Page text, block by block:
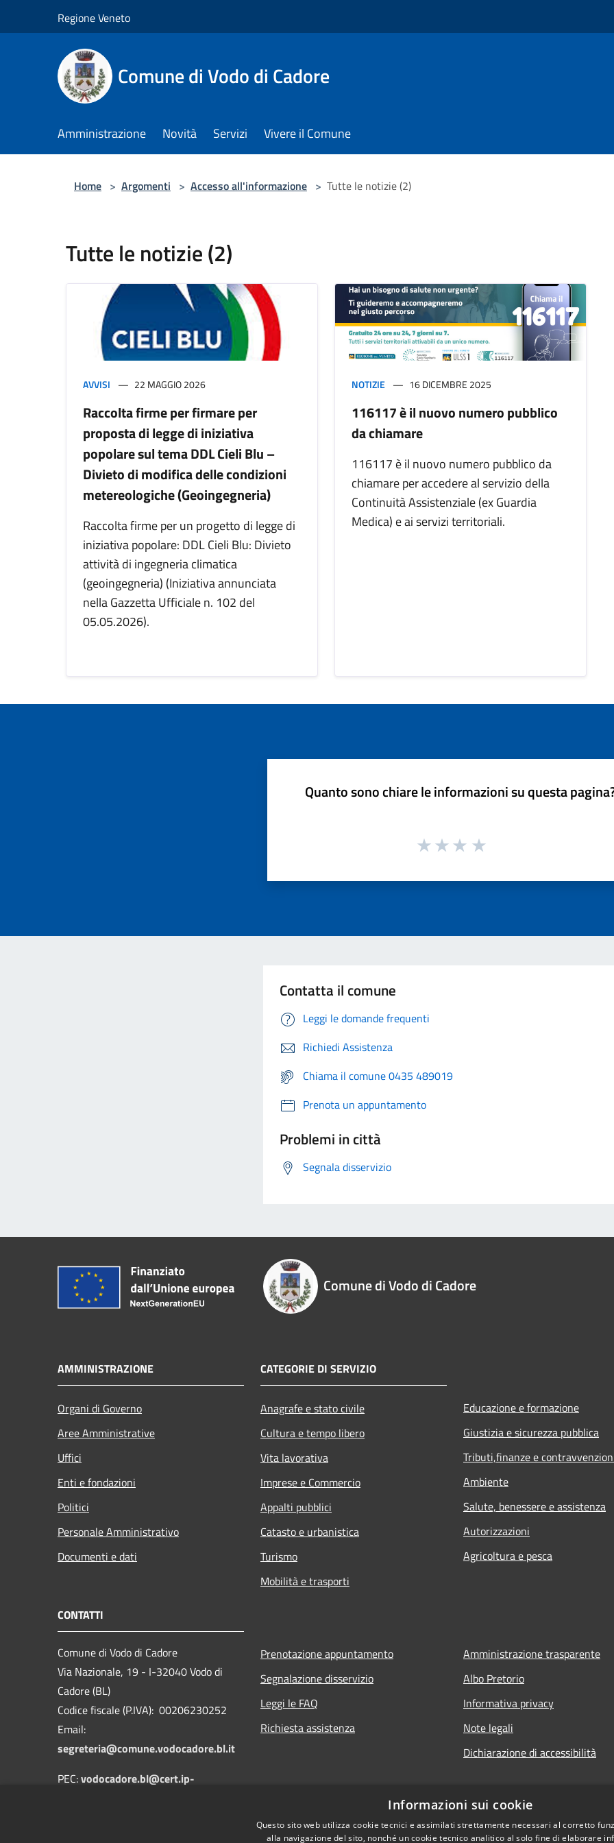
Regione Veneto
Comune di Vodo di Cadore
Amministrazione Novità Servizi Vivere il Comune
Home > Argomenti > Accesso all'informazione > Tutte le notizie (2)
Tutte le notizie (2)
AVVISI 22 MAGGIO 2026
Raccolta firme per firmare per
proposta di legge di iniziativa
popolare sul tema DDL Cieli Blu –
Divieto di modifica delle condizioni
metereologiche (Geoingegneria)
Raccolta firme per un progetto di legge di
iniziativa popolare: DDL Cieli Blu: Divieto
attività di ingegneria climatica
(geoingegneria) (Iniziativa annunciata
nella Gazzetta Ufficiale n. 102 del
05.05.2026).
NOTIZIE 16 DICEMBRE 2025
116117 è il nuovo numero pubblico
da chiamare
116117 è il nuovo numero pubblico da
chiamare per accedere al servizio della
Continuità Assistenziale (ex Guardia
Medica) e ai servizi territoriali.
Quanto sono chiare le informazioni su questa
Contatta il comune
Leggi le domande frequenti
Richiedi Assistenza
Chiama il comune 0435 489019
Prenota un appuntamento
Problemi in città
Segnala disservizio
Comune di Vodo di Cadore
AMMINISTRAZIONE
Organi di Governo
Aree Amministrative
Uffici
Enti e fondazioni
Politici
Personale Amministrativo
Documenti e dati
CATEGORIE DI SERVIZIO
Anagrafe e stato civile
Cultura e tempo libero
Vita lavorativa
Imprese e Commercio
Appalti pubblici
Catasto e urbanistica
Turismo
Mobilità e trasporti
Educazione e formazione
Giustizia e sicurezza pubblica
Tributi,finanze e
Ambiente
Salute, benessere e assistenza
Autorizzazioni
Agricoltura e pesca
CONTATTI
Comune di Vodo di Cadore
Via Nazionale, 19 - I-32040 Vodo di
Cadore (BL)
Codice fiscale (P.IVA): 00206230252
Email:
segreteria@comune.vodocadore.bl.it
PEC:vodocadore.bl@cert.ip-
Prenotazione appuntamento
Segnalazione disservizio
Leggi le FAQ
Richiesta assistenza
Amministrazione trasparente
Albo Pretorio
Informativa privacy
Note legali
Dichiarazione di accessibilità
Informazioni sui cookie
Questo sito web utilizza cookie tecnici e assimilati strettamente necessari al corretto
alla navigazione del sito, nonché un cookie tecnico analitico al solo fine di elaborare